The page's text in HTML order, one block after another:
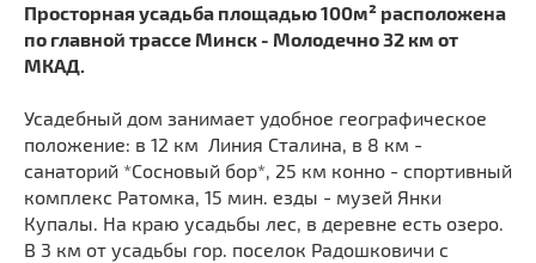
Просторная усадьба площадью 100м² расположена
по главной трассе Минск - Молодечно 32 км от
МКАД.
Усадебный дом занимает удобное географическое
положение: в 12 км Линия Сталина, в 8 км -
санаторий *Сосновый бор*, 25 км конно - спортивный
комплекс Ратомка, 15 мин. езды - музей Янки
Купалы. На краю усадьбы лес, в деревне есть озеро.
В 3 км от усадьбы гор. поселок Радошковичи с